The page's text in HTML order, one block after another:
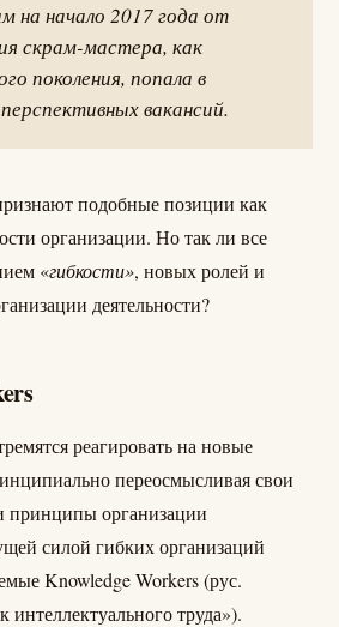
на начало 2017 года от
скрам-мастера, как
поколения, попала в
вакансий.
подобные позиции как
организации. Но так ли все
«гибкости», новых ролей и
деятельности?
реагировать на новые
переосмысливая свои
принципы организации
силой гибких организаций
Knowledge Workers (рус.
труда»).